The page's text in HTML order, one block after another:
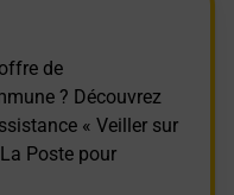
de
? Découvrez
« Veiller sur
Poste pour